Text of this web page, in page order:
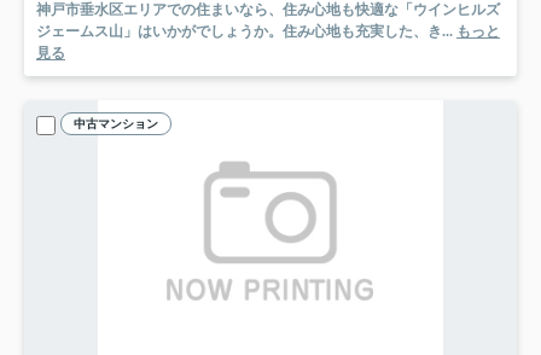
神戸市垂水区エリアでの住まいなら、住み心地も快適な「ウインヒルズ
ジェームス山」はいかがでしょうか。住み心地も充実した、き... もっと
見る
中古マンション